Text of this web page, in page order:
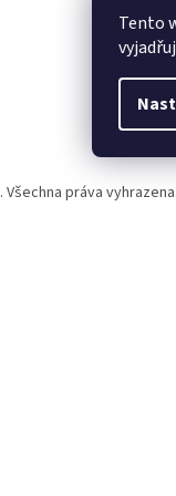
Tento
. Všechna práva vyhrazena.